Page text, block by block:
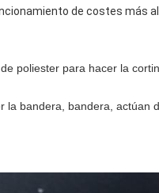
de costes más
poliester para hacer la
bandera, bandera, actúan